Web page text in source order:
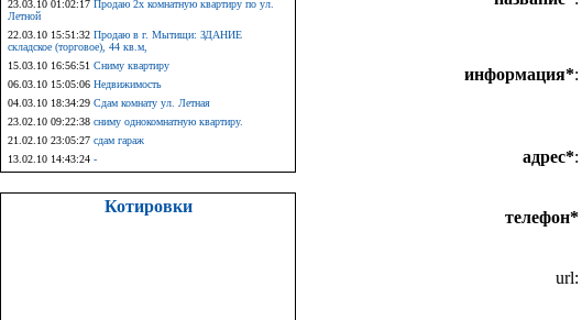
23.03.10 01:02:17 Продаю 2х комнатную квартиру по ул.
Летной
22.03.10 15:51:32 Продаю в г. Мытищи: ЗДАНИЕ
складское (торговое), 44 кв.м,
15.03.10 16:56:51 Сниму квартиру
06.03.10 15:05:06 Недвижимость
04.03.10 18:34:29 Сдам комнату ул. Летная
23.02.10 09:22:38 сниму однокомнатную квартиру.
21.02.10 23:05:27 сдам гараж
13.02.10 14:43:24 -
Котировки
информация*:
адрес*:
телефон*
url: